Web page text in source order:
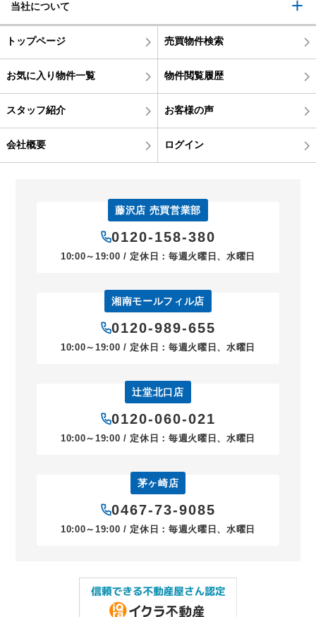
当社について
トップページ 売買物件検索
お気に入り物件一覧 物件閲覧履歴
スタッフ紹介 お客様の声
会社概要 ログイン
藤沢店 売買営業部
0120-158-380
10:00～19:00 / 定休日：毎週火曜日、水曜日
湘南モールフィル店
0120-989-655
10:00～19:00 / 定休日：毎週火曜日、水曜日
辻堂北口店
0120-060-021
10:00～19:00 / 定休日：毎週火曜日、水曜日
茅ヶ崎店
0467-73-9085
10:00～19:00 / 定休日：毎週火曜日、水曜日